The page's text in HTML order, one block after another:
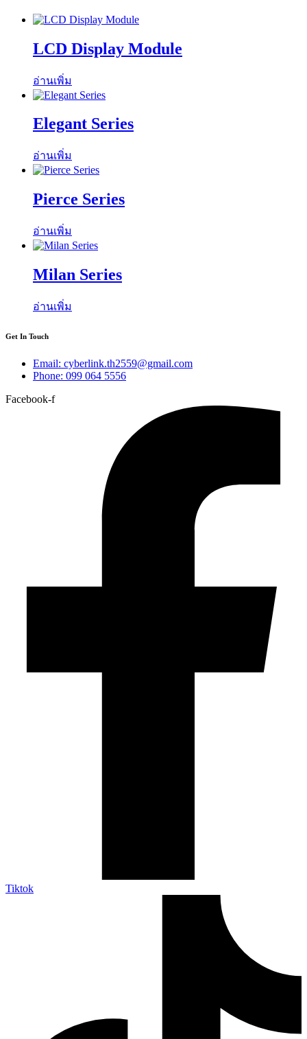
LCD Display Module
อ่านเพิ่ม
Elegant Series
อ่านเพิ่ม
Pierce Series
อ่านเพิ่ม
Milan Series
อ่านเพิ่ม
Get In Touch
Email: cyberlink.th2559@gmail.com
Phone: 099 064 5556
Facebook-f
Tiktok